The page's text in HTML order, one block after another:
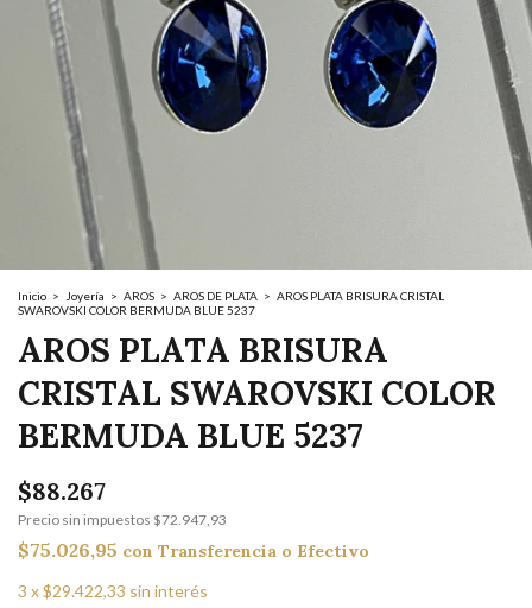
Inicio > Joyería > AROS > AROS DE PLATA > AROS PLATA BRISURA CRISTAL
SWAROVSKI COLOR BERMUDA BLUE 5237
AROS PLATA BRISURA
CRISTAL SWAROVSKI COLOR
BERMUDA BLUE 5237
$88.267
Precio sin impuestos $72.947,93
$75.026,95 con Transferencia o Efectivo
3 x$29.422,33 sin interés